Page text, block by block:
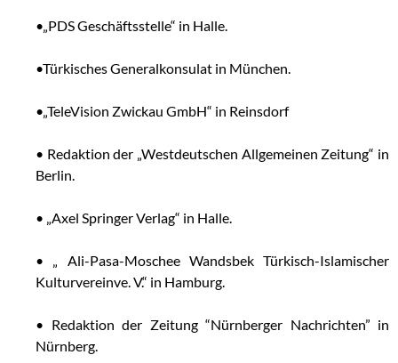
•„PDS Geschäftsstelle“ in Halle.
•Türkisches Generalkonsulat in München.
•„TeleVision Zwickau GmbH“ in Reinsdorf
• Redaktion der „Westdeutschen Allgemeinen Zeitung“ in
Berlin.
• „Axel Springer Verlag“ in Halle.
• „ Ali-Pasa-Moschee Wandsbek Türkisch-Islamischer
Kulturvereinve. V.“ in Hamburg.
• Redaktion der Zeitung “Nürnberger Nachrichten” in
Nürnberg.